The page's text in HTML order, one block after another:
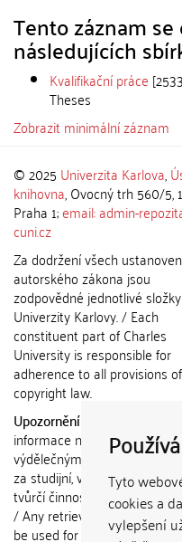
Tyto
cookies a
vylepšení
Tento záznam
následujících
Kvalifikační práce
Theses
Zobrazit minimální záznam
© 2025 Univerzita Karlova,
knihovna, Ovocný trh 560/5,
Praha 1;email: admin-
cuni.cz
Za dodržení všech
autorského zákona jsou
zodpovědné jednotlivé složky
Univerzity Karlovy. / Each
constituent part of Charles
University is responsible for
adherence to all provisions
copyright law.
Upozornění / Notice:
informace nemohou být
výdělečným účelům nebo
za studijní, vědeckou nebo
tvůrčí činnost jiné osoby než
/ Any retrieved information
be used for any commercial